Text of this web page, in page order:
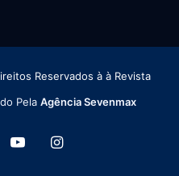
Reservados à à Revista
Pela Agência Sevenmax
YouTubeInstagram